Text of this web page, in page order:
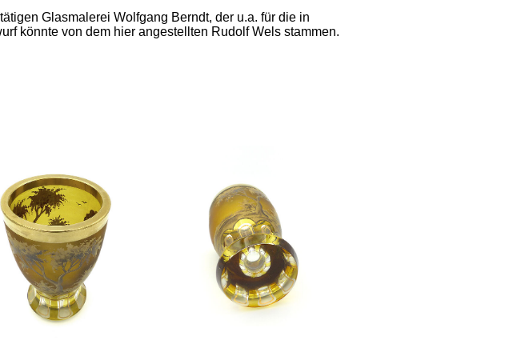
Glasmalerei Wolfgang Berndt, der u.a. für die in
könnte von dem hier angestellten Rudolf Wels stammen.